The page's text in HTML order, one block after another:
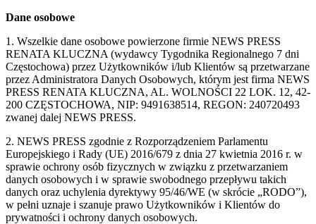
Dane osobowe
1. Wszelkie dane osobowe powierzone firmie NEWS PRESS
RENATA KLUCZNA (wydawcy Tygodnika Regionalnego 7 dni
Częstochowa) przez Użytkowników i/lub Klientów są przetwarzane
przez Administratora Danych Osobowych, którym jest firma NEWS
PRESS RENATA KLUCZNA, AL. WOLNOŚCI 22 LOK. 12, 42-
200 CZĘSTOCHOWA, NIP: 9491638514, REGON: 240720493
zwanej dalej NEWS PRESS.
2. NEWS PRESS zgodnie z Rozporządzeniem Parlamentu
Europejskiego i Rady (UE) 2016/679 z dnia 27 kwietnia 2016 r. w
sprawie ochrony osób fizycznych w związku z przetwarzaniem
danych osobowych i w sprawie swobodnego przepływu takich
danych oraz uchylenia dyrektywy 95/46/WE (w skrócie „RODO”),
w pełni uznaje i szanuje prawo Użytkowników i Klientów do
prywatności i ochrony danych osobowych.